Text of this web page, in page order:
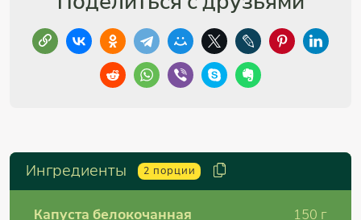
Ингредиенты 2 порции
Капуста белокочанная 150 г